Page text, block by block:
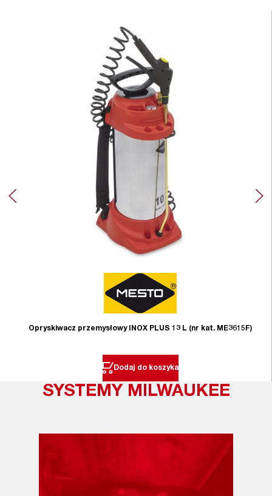
Opryskiwacz przemysłowy INOX PLUS 13 L (nr kat. ME3615F)
Dodaj do koszyka
SYSTEMY MILWAUKEE